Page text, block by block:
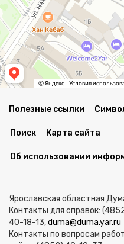
Полезные ссылки
Поиск Карта сайта
Об использовании
Ярославская областная
Контакты для справок:
40-18-13,duma@duma.yar.ru
Контакты по вопросам